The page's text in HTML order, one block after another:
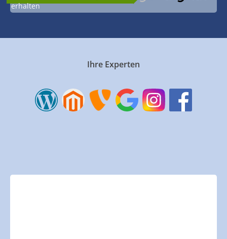
erhalten
Ihre Experten